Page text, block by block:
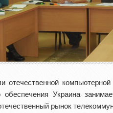
отечественной
обеспечения Украина
рынок